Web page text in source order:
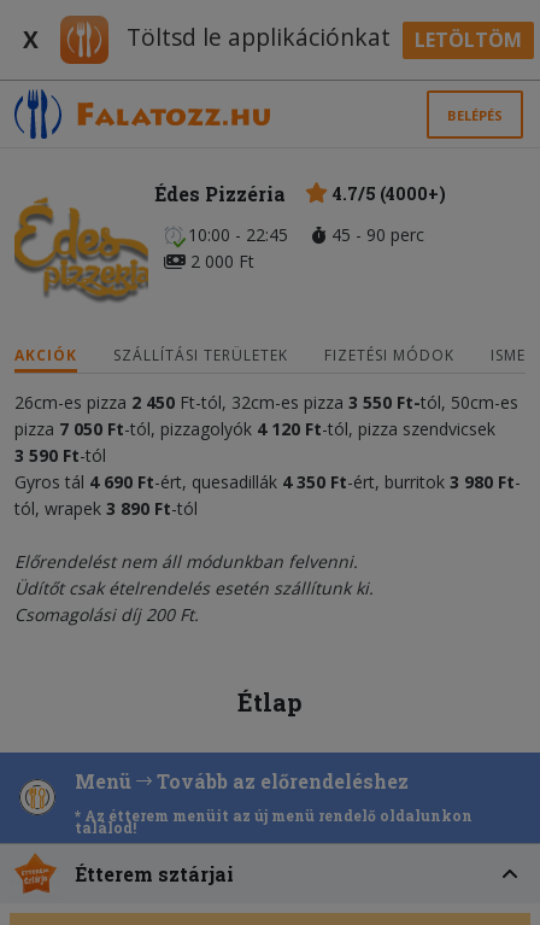
X Töltsd le applikációnkat LETÖLTÖM
BELÉPÉS
Édes Pizzéria
4.7/5 (4000+)
10:00 - 22:45
45 - 90 perc
2 000 Ft
AKCIÓK SZÁLLÍTÁSI TERÜLETEK FIZETÉSI MÓDOK
26cm-es pizza 2 450 Ft-tól, 32cm-es pizza 3 550 Ft-tól, 50cm-es
pizza 7 050 Ft-tól, pizzagolyók 4 120 Ft-tól, pizza szendvicsek
3 590 Ft-tól
Gyros tál 4 690 Ft-ért, quesadillák 4350 Ft-ért, burritok 3 980 Ft-
tól, wrapek 3 890 Ft-tól
Előrendelést nem áll módunkban felvenni.
Üdítőt csak ételrendelés esetén szállítunk ki.
Csomagolási díj 200 Ft.
Étlap
Menü Tovább az előrendeléshez
* Az étterem menüit az új menü rendelő oldalunkon
találod!
Étterem sztárjai